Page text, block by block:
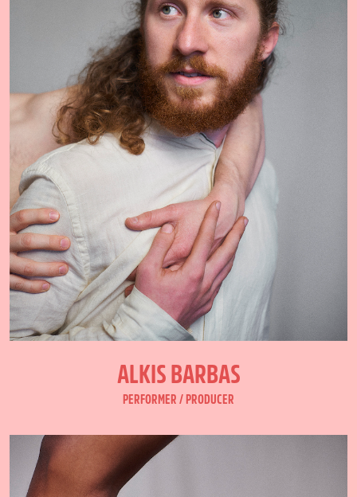
ALKIS BARBAS
PERFORMER / PRODUCER